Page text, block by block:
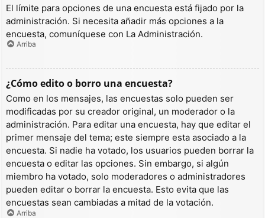
El límite para opciones de una encuesta está fijado por la
administración. Si necesita añadir más opciones a la
encuesta, comuníquese con La Administración.
Arriba
¿Cómo edito o borro una encuesta?
Como en los mensajes, las encuestas solo pueden ser
modificadas por su creador original, un moderador o la
administración. Para editar una encuesta, hay que editar el
primer mensaje del tema; este siempre esta asociado a la
encuesta. Si nadie ha votado, los usuarios pueden borrar la
encuesta o editar las opciones. Sin embargo, si algún
miembro ha votado, solo moderadores o administradores
pueden editar o borrar la encuesta. Esto evita que las
encuestas sean cambiadas a mitad de la votación.
Arriba